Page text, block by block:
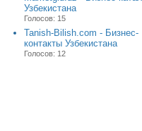
Узбекистана
Голосов: 15
Tanish-Bilish.com - Бизнес-
контакты Узбекистана
Голосов: 12